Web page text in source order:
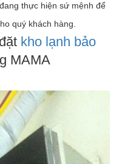
thực hiện sứ mệnh để
quý khách hàng.
kho lạnh bảo
MAMA